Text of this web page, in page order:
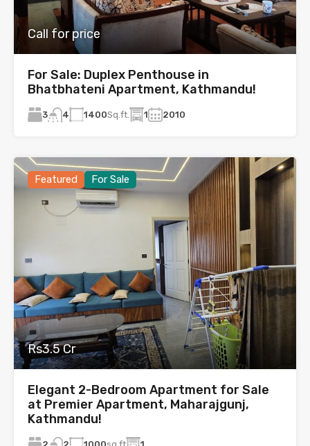
Call for price
For Sale: Duplex Penthouse in
Bhatbhateni Apartment, Kathmandu!
3 4 1400Sq.ft. 1 2010
Featured For Sale
Rs3.5 Cr
Elegant 2-Bedroom Apartment for Sale
at Premier Apartment, Maharajgunj,
Kathmandu!